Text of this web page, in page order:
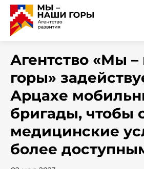
Агентство «Мы
горы»
Арцахе
бригады, чтобы
медицинские
более